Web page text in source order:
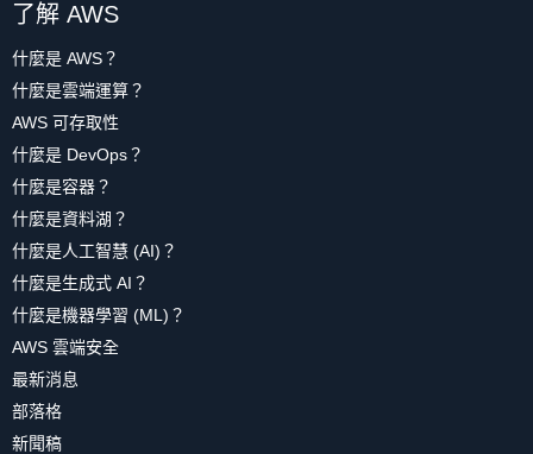
了解 AWS
什麼是 AWS？
什麼是雲端運算？
AWS 可存取性
什麼是 DevOps？
什麼是容器？
什麼是資料湖？
什麼是人工智慧 (AI)？
什麼是生成式 AI？
什麼是機器學習 (ML)？
AWS 雲端安全
最新消息
部落格
新聞稿